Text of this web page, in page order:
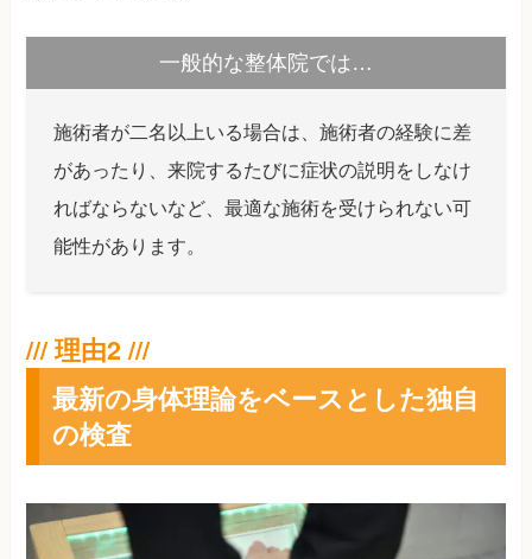
一般的な整体院では…
施術者が二名以上いる場合は、施術者の経験に差
があったり、来院するたびに症状の説明をしなけ
ればならないなど、最適な施術を受けられない可
能性があります。
最新の身体理論をベースとした独自
の検査